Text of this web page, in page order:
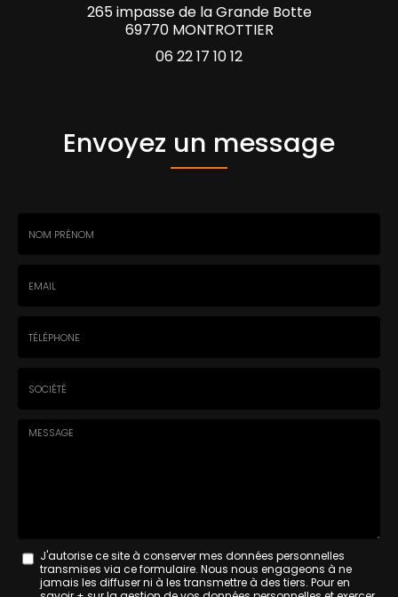
265 impasse de la Grande Botte
69770 MONTROTTIER
06 22 17 10 12
Envoyez un message
Message
J'autorise ce site à conserver mes données personnelles
transmises via ce formulaire. Nous nous engageons à ne
jamais les diffuser ni à les transmettre à des tiers. Pour en